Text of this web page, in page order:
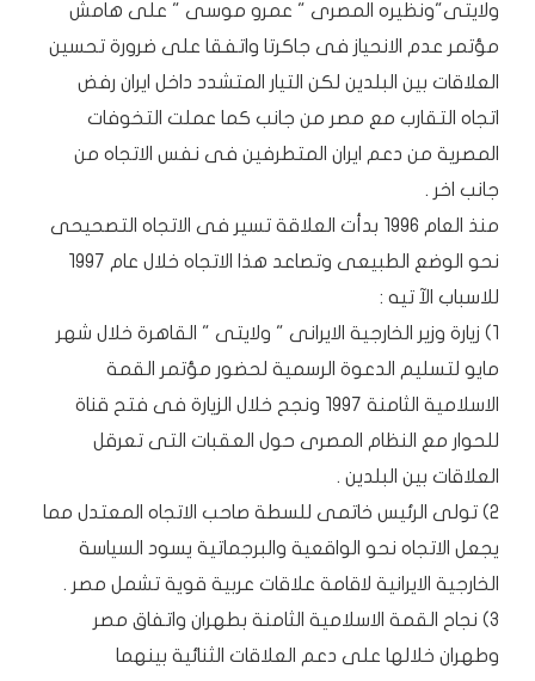
ولايتى"ونظيره المصرى " عمرو موسى " على هامش
مؤتمر عدم الانحياز فى جاكرتا واتفقا على ضرورة تحسين
العلاقات بين البلدين لكن التيار المتشدد داخل ايران رفض
اتجاه التقارب مع مصر من جانب كما عملت التخوفات
المصرية من دعم ايران المتطرفين فى نفس الاتجاه من
جانب اخر .
منذ العام 1996 بدأت العلاقة تسير فى الاتجاه التصحيحى
نحو الوضع الطبيعى وتصاعد هذا الاتجاه خلال عام 1997
للاسباب الآ تيه :
1) زيارة وزير الخارجية الايرانى " ولايتى " القاهرة خلال شهر
مايو لتسليم الدعوة الرسمية لحضور مؤتمر القمة
الاسلامية الثامنة 1997 ونجح خلال الزيارة فى فتح قناة
للحوار مع النظام المصرى حول العقبات التى تعرقل
العلاقات بين البلدين .
2) تولى الرئيس خاتمى للسطة صاحب الاتجاه المعتدل مما
يجعل الاتجاه نحو الواقعية والبرجماتية يسود السياسة
الخارجية الايرانية لاقامة علاقات عربية قوية تشمل مصر .
3) نجاح القمة الاسلامية الثامنة بطهران واتفاق مصر
وطهران خلالها على دعم العلاقات الثنائية بينهما